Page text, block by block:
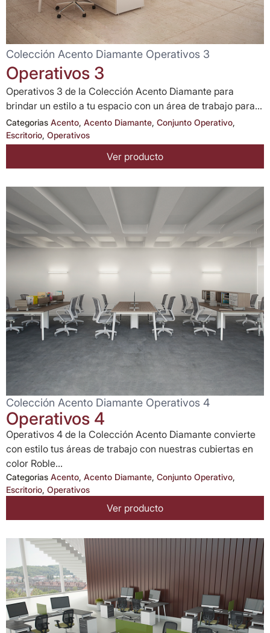
Colección Acento Diamante Operativos 3
Operativos 3
Operativos 3 de la Colección Acento Diamante para
brindar un estilo a tu espacio con un área de trabajo para...
Categorias Acento, Acento Diamante, Conjunto Operativo,
Escritorio, Operativos
Ver producto
Colección Acento Diamante Operativos 4
Operativos 4
Operativos 4 de la Colección Acento Diamante convierte
con estilo tus áreas de trabajo con nuestras cubiertas en
color Roble...
Categorias Acento, Acento Diamante, Conjunto Operativo,
Escritorio, Operativos
Ver producto